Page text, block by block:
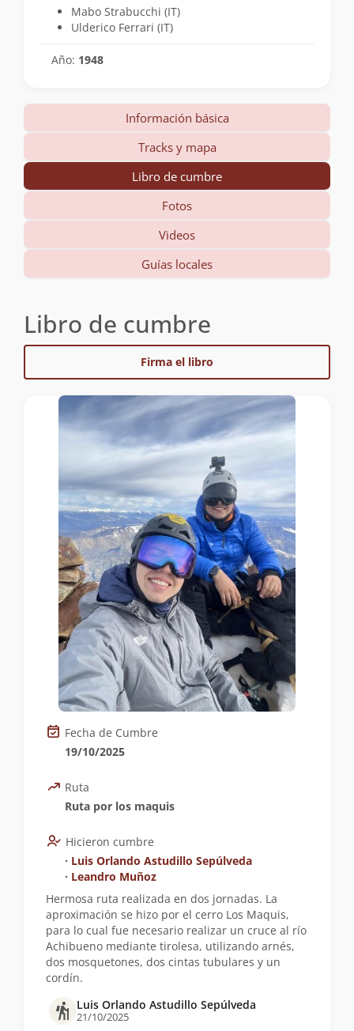
Mabo Strabucchi (IT)
Ulderico Ferrari (IT)
Año: 1948
Información básica
Tracks y mapa
Libro de cumbre
Fotos
Videos
Guías locales
Libro de cumbre
Firma el libro
Fecha de Cumbre
19/10/2025
Ruta
Ruta por los maquis
Hicieron cumbre
∙ Luis Orlando Astudillo Sepúlveda
∙ Leandro Muñoz
Hermosa ruta realizada en dos jornadas. La
aproximación se hizo por el cerro Los Maquis,
para lo cual fue necesario realizar un cruce al río
Achibueno mediante tirolesa, utilizando arnés,
dos mosquetones, dos cintas tubulares y un
cordín.
Luis Orlando Astudillo Sepúlveda
21/10/2025